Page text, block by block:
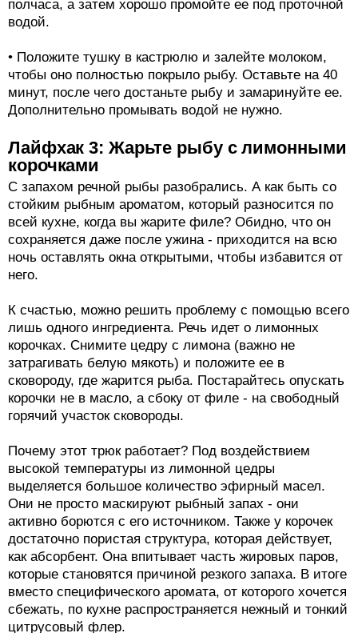
полчаса, а затем хорошо промойте ее под проточной
водой.
• Положите тушку в кастрюлю и залейте молоком,
чтобы оно полностью покрыло рыбу. Оставьте на 40
минут, после чего достаньте рыбу и замаринуйте ее.
Дополнительно промывать водой не нужно.
Лайфхак 3: Жарьте рыбу с лимонными
корочками
С запахом речной рыбы разобрались. А как быть со
стойким рыбным ароматом, который разносится по
всей кухне, когда вы жарите филе? Обидно, что он
сохраняется даже после ужина - приходится на всю
ночь оставлять окна открытыми, чтобы избавится от
него.
К счастью, можно решить проблему с помощью всего
лишь одного ингредиента. Речь идет о лимонных
корочках. Снимите цедру с лимона (важно не
затрагивать белую мякоть) и положите ее в
сковороду, где жарится рыба. Постарайтесь опускать
корочки не в масло, а сбоку от филе - на свободный
горячий участок сковороды.
Почему этот трюк работает? Под воздействием
высокой температуры из лимонной цедры
выделяется большое количество эфирный масел.
Они не просто маскируют рыбный запах - они
активно борются с его источником. Также у корочек
достаточно пористая структура, которая действует,
как абсорбент. Она впитывает часть жировых паров,
которые становятся причиной резкого запаха. В итоге
вместо специфического аромата, от которого хочется
сбежать, по кухне распространяется нежный и тонкий
цитрусовый флер.